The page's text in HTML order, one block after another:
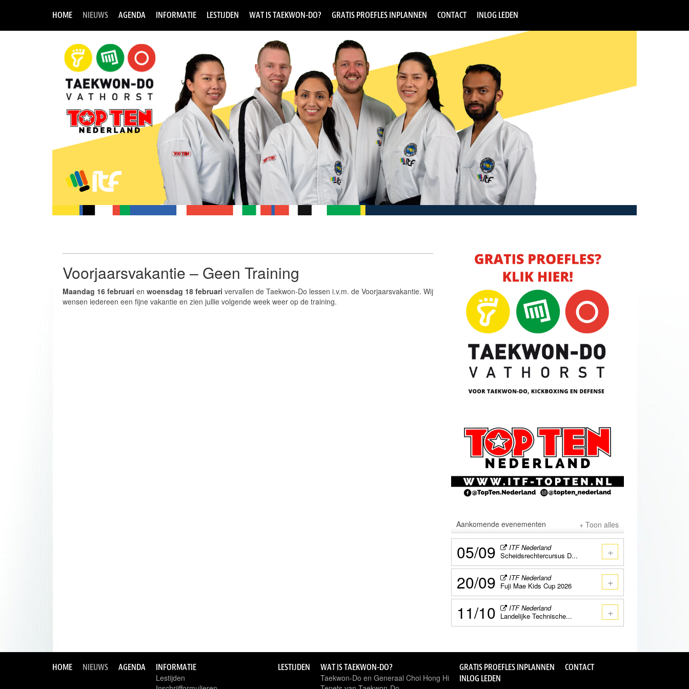
HOME NIEUWS AGENDA INFORMATIE LESTIJDEN WAT IS TAEKWON-DO? GRATIS PROEFLES INPLANNEN CONTACT INLOG LEDEN
Voorjaarsvakantie – Geen Training
Maandag 16 februari en woensdag 18 februari vervallen de Taekwon-Do lessen i.v.m. de Voorjaarsvakantie. Wij
wensen iedereen een fijne vakantie en zien jullie volgende week weer op de training.
Aankomende evenementen + Toon alles
05/09
ITF Nederland
Scheidsrechtercursus D...
+
20/09
ITF Nederland
Fuji Mae Kids Cup 2026
+
11/10
ITF Nederland
Landelijke Technische...
+
HOME NIEUWS AGENDA INFORMATIE
Lestijden
LESTIJDEN WAT IS TAEKWON-DO?
Taekwon-Do en Generaal Choi Hong Hi
GRATIS PROEFLES INPLANNEN
CONTACT
INLOG LEDEN